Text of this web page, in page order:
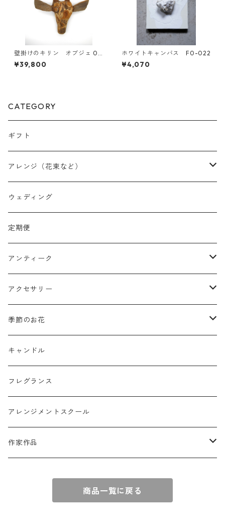
壁掛けのキリン オブジェ 05
0
¥39,800
ホワイトキャンバス F0-022
¥4,070
CATEGORY
ギフト
アレンジ（花束など）
スワッグ
リース
クリスマスリース
フラワーボックス
ミニフレーム
リングピロー
フラワーバスケット
壁掛けアレンジ
球体アレンジ
キャンドル
ウェディング
定期便
アンティーク
花器
オブジェ
雑貨
動物
アクセサリー
アクセサリー
semeno
買付品
季節のお花
ミモザ
スモークツリー
キャンドル
フレグランス
アレンジメントスクール
作家作品
商品一覧に戻る